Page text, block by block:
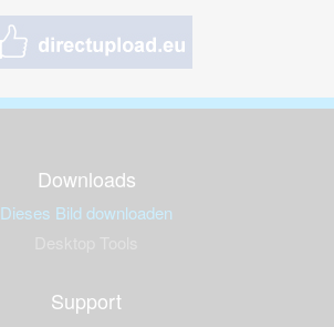
Downloads
Dieses Bild downloaden
Support